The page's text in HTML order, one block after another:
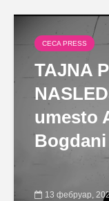
CECA PRESS
TAJNA
umesto
13 фебруар,